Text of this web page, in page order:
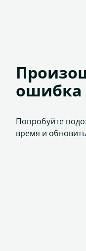
ошибка
Попробуйте
время и